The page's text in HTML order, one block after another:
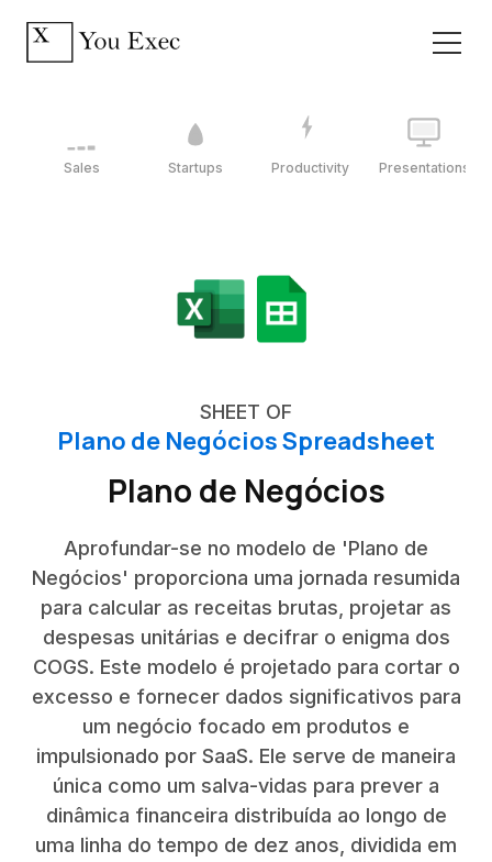
Sales Startups Productivity Presentations
SHEET OF
Plano de Negócios Spreadsheet
Plano de Negócios
Aprofundar-se no modelo de 'Plano de
Negócios' proporciona uma jornada resumida
para calcular as receitas brutas, projetar as
despesas unitárias e decifrar o enigma dos
COGS. Este modelo é projetado para cortar o
excesso e fornecer dados significativos para
um negócio focado em produtos e
impulsionado por SaaS. Ele serve de maneira
única como um salva-vidas para prever a
dinâmica financeira distribuída ao longo de
uma linha do tempo de dez anos, dividida em